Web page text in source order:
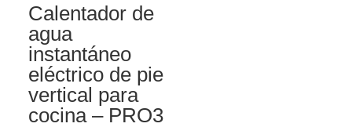
Calentador de
agua
instantáneo
eléctrico de pie
vertical para
cocina – PRO3